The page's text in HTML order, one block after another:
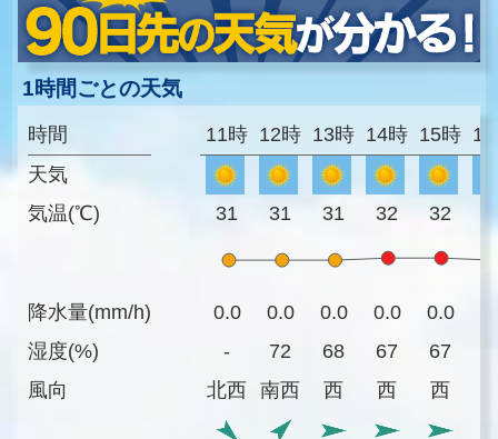
1時間ごとの天気
時間
天気
気温(℃)
降水量(mm/h)
湿度(%)
風向
11時 12時 13時 14時 15時
31 31 31 32 32
0.0 0.0 0.0 0.0 0.0
-
72 68 67 67
北西
南西 西 西 西